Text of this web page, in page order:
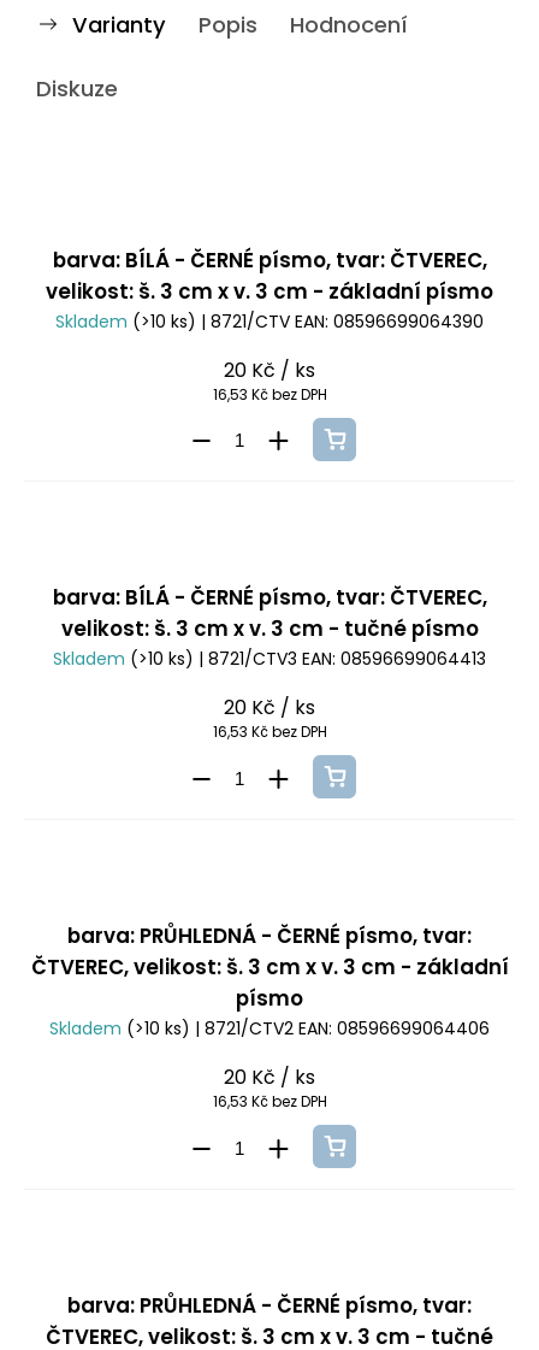
Varianty Popis Hodnocení
Diskuze
barva: BÍLÁ - ČERNÉ písmo, tvar: ČTVEREC,
velikost: š. 3 cm x v. 3 cm - základní písmo
Skladem (>10 ks) | 8721/CTV EAN: 08596699064390
20 Kč / ks
16,53 Kč bez DPH
barva: BÍLÁ - ČERNÉ písmo, tvar: ČTVEREC,
velikost: š. 3 cm x v. 3 cm - tučné písmo
Skladem (>10 ks) | 8721/CTV3 EAN: 08596699064413
20 Kč / ks
16,53 Kč bez DPH
barva: PRŮHLEDNÁ - ČERNÉ písmo, tvar:
ČTVEREC, velikost: š. 3 cm x v. 3 cm - základní
písmo
Skladem (>10 ks) | 8721/CTV2 EAN: 08596699064406
20 Kč / ks
16,53 Kč bez DPH
barva: PRŮHLEDNÁ - ČERNÉ písmo, tvar:
ČTVEREC, velikost: š. 3 cm x v. 3 cm - tučné